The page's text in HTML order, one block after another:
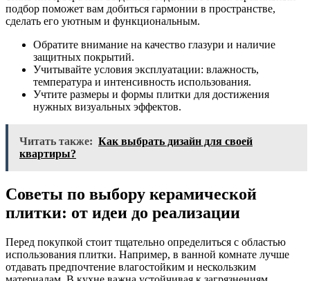
подбор поможет вам добиться гармонии в пространстве,
сделать его уютным и функциональным.
Обратите внимание на качество глазури и наличие
защитных покрытий.
Учитывайте условия эксплуатации: влажность,
температура и интенсивность использования.
Учтите размеры и формы плитки для достижения
нужных визуальных эффектов.
Читать также: Как выбрать дизайн для своей
квартиры?
Советы по выбору керамической
плитки: от идеи до реализации
Перед покупкой стоит тщательно определиться с областью
использования плитки. Например, в ванной комнате лучше
отдавать предпочтение влагостойким и нескользким